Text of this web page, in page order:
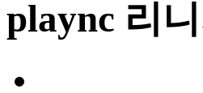
plaync 리